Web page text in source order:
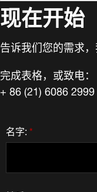
现在开始
告诉我们您的需求
完成表格，或致电：
+ 86 (21) 6086 2999
*
名字: